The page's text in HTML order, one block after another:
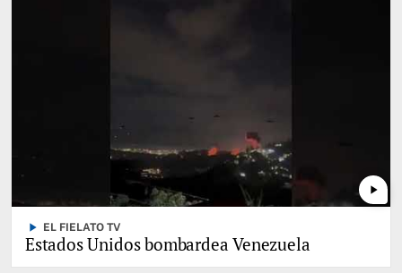
play_arrow
play_arrow EL FIELATO TV
Estados Unidos bombardea Venezuela